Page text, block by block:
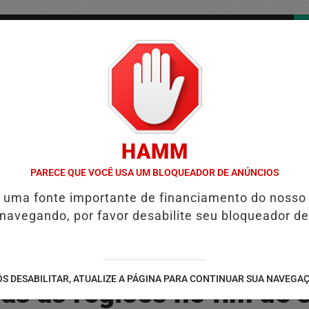
/ PUBLICIDADES LEGAIS
DO BRASIL E CAI PARA A 6ª POSIÇÃO EM NOVO ANUÁRIO DA
as regiões no fim de
HAMM
PARECE QUE VOCÊ USA UM BLOQUEADOR DE ANÚNCIOS
fonte importante de financiamento do nosso
por favor desabilite seu bloqueador
DESABILITAR, ATUALIZE A PÁGINA PARA CONTINUAR SUA